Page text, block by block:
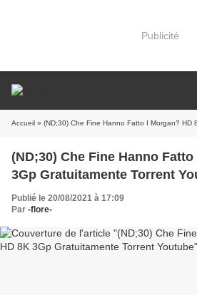
Publicité
Accueil » (ND;30) Che Fine Hanno Fatto I Morgan? HD 8K
(ND;30) Che Fine Hanno
3Gp Gratuitamente Torrent
Publié le 20/08/2021 à 17:09
Par -flore-